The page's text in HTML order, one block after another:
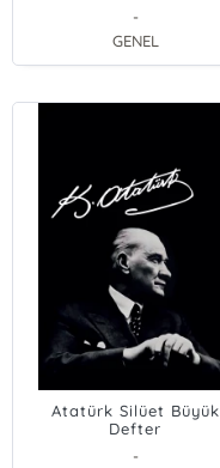
-
GENEL
Atatürk Silüet Büyük
Defter
-